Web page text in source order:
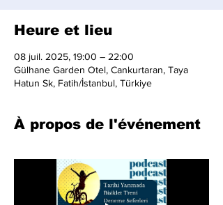
Heure et lieu
08 juil. 2025, 19:00 – 22:00
Gülhane Garden Otel, Cankurtaran, Taya
Hatun Sk, Fatih/İstanbul, Türkiye
À propos de l'événement